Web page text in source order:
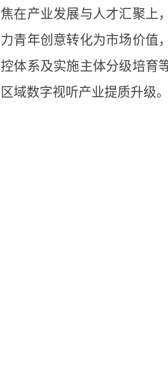
焦在产业发展与人才汇聚上
力青年创意转化为市场价值
控体系及实施主体分级培育
区域数字视听产业提质升级。